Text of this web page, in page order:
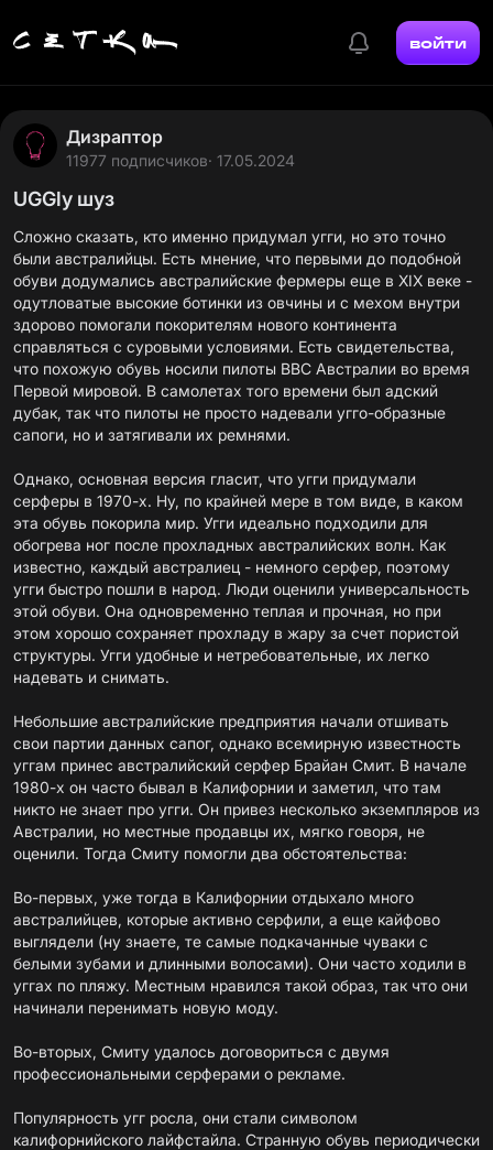
войти
Дизраптор
11977 подписчиков· 17.05.2024
UGGly шуз
Сложно сказать, кто именно придумал угги, но это точно
были австралийцы. Есть мнение, что первыми до подобной
обуви додумались австралийские фермеры еще в XIX веке -
одутловатые высокие ботинки из овчины и с мехом внутри
здорово помогали покорителям нового континента
справляться с суровыми условиями. Есть свидетельства,
что похожую обувь носили пилоты ВВС Австралии во время
Первой мировой. В самолетах того времени был адский
дубак, так что пилоты не просто надевали угго-образные
сапоги, но и затягивали их ремнями.
Однако, основная версия гласит, что угги придумали
серферы в 1970-х. Ну, по крайней мере в том виде, в каком
эта обувь покорила мир. Угги идеально подходили для
обогрева ног после прохладных австралийских волн. Как
известно, каждый австралиец - немного серфер, поэтому
угги быстро пошли в народ. Люди оценили универсальность
этой обуви. Она одновременно теплая и прочная, но при
этом хорошо сохраняет прохладу в жару за счет пористой
структуры. Угги удобные и нетребовательные, их легко
надевать и снимать.
Небольшие австралийские предприятия начали отшивать
свои партии данных сапог, однако всемирную известность
уггам принес австралийский серфер Брайан Смит. В начале
1980-х он часто бывал в Калифорнии и заметил, что там
никто не знает про угги. Он привез несколько экземпляров из
Австралии, но местные продавцы их, мягко говоря, не
оценили. Тогда Смиту помогли два обстоятельства:
Во-первых, уже тогда в Калифорнии отдыхало много
австралийцев, которые активно серфили, а еще кайфово
выглядели (ну знаете, те самые подкачанные чуваки с
белыми зубами и длинными волосами). Они часто ходили в
уггах по пляжу. Местным нравился такой образ, так что они
начинали перенимать новую моду.
Во-вторых, Смиту удалось договориться с двумя
профессиональными серферами о рекламе.
Популярность угг росла, они стали символом
калифорнийского лайфстайла. Странную обувь периодически